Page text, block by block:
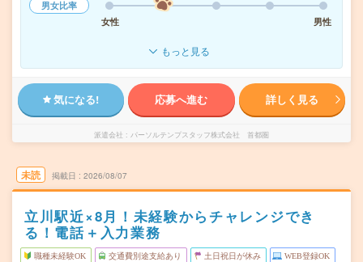
男女比率
女性
男性
もっと見る
気になる! 応募へ進む 詳しく見る
派遣会社 パーソルテンプスタッフ株式会社 首都圏
未読 掲載日 2026/08/07
立川駅近×8月！未経験からチャレンジでき
る！電話＋入力業務
職種未経験OK 交通費別途支給あり 土日祝日が休み WEB登録OK